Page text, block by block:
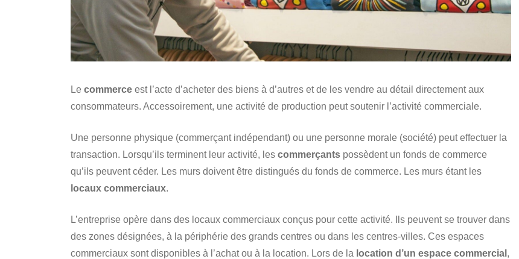
Le commerce est l’acte d’acheter des biens à d’autres et de les vendre au détail directement aux
consommateurs. Accessoirement, une activité de production peut soutenir l’activité commerciale.
Une personne physique (commerçant indépendant) ou une personne morale (société) peut effectuer la
transaction. Lorsqu’ils terminent leur activité, les commerçants possèdent un fonds de commerce
qu’ils peuvent céder. Les murs doivent être distingués du fonds de commerce. Les murs étant les
locaux commerciaux.
L’entreprise opère dans des locaux commerciaux conçus pour cette activité. Ils peuvent se trouver dans
des zones désignées, à la périphérie des grands centres ou dans les centres-villes. Ces espaces
commerciaux sont disponibles à l’achat ou à la location. Lors de la location d’un espace commercial ,